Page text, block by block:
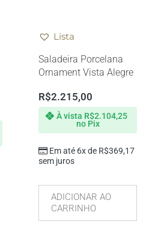
Lista
Saladeira Porcelana
Ornament Vista Alegre
R$2.215,00
Em até 6x de R$369,17
sem juros
À vista R$2.104,25
no Pix
ADICIONAR AO
CARRINHO